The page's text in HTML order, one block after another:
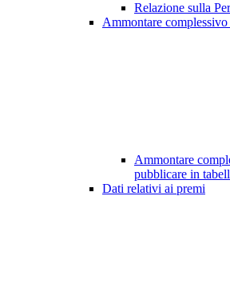
Relazione sulla
Ammontare
Ammontare
pubblicare in
Dati relativi ai premi